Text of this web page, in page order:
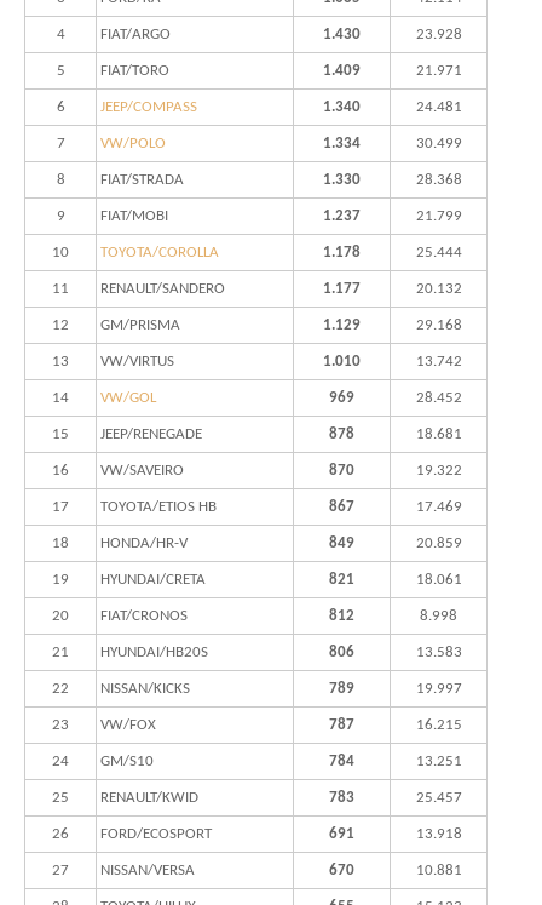
4 FIAT/ARGO 1.430 23.928
5 FIAT/TORO 1.409 21.971
6 JEEP/COMPASS 1.340 24.481
7 VW/POLO 1.334 30.499
8 FIAT/STRADA 1.330 28.368
9 FIAT/MOBI 1.237 21.799
10 TOYOTA/COROLLA 1.178 25.444
11 RENAULT/SANDERO 1.177 20.132
12 GM/PRISMA 1.129 29.168
13 VW/VIRTUS 1.010 13.742
14 VW/GOL 969 28.452
15 JEEP/RENEGADE 878 18.681
16 VW/SAVEIRO 870 19.322
17 TOYOTA/ETIOS HB 867 17.469
18 HONDA/HR-V 849 20.859
19 HYUNDAI/CRETA 821 18.061
20 FIAT/CRONOS 812 8.998
21 HYUNDAI/HB20S 806 13.583
22 NISSAN/KICKS 789 19.997
23 VW/FOX 787 16.215
24 GM/S10 784 13.251
25 RENAULT/KWID 783 25.457
26 FORD/ECOSPORT 691 13.918
27 NISSAN/VERSA 670 10.881